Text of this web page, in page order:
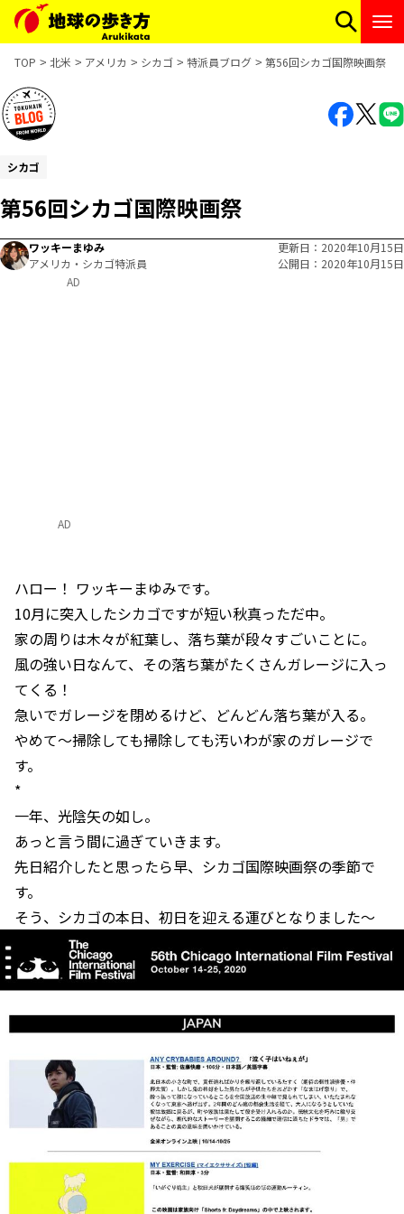
TOP 北米 アメリカ シカゴ 特派員ブログ 第56回シカゴ国際映画祭
シカゴ
第56回シカゴ国際映画祭
ワッキーまゆみ
アメリカ・シカゴ特派員
更新日
2020年10月15日
公開日
2020年10月15日
AD
ハロー！ ワッキーまゆみです。
10月に突入したシカゴですが短い秋真っただ中。
家の周りは木々が紅葉し、落ち葉が段々すごいことに。
風の強い日なんて、その落ち葉がたくさんガレージに入っ
てくる！
急いでガレージを閉めるけど、どんどん落ち葉が入る。
やめて～掃除しても掃除しても汚いわが家のガレージで
す。
*
一年、光陰矢の如し。
あっと言う間に過ぎていきます。
先日紹介したと思ったら早、シカゴ国際映画祭の季節で
す。
そう、シカゴの本日、初日を迎える運びとなりました～
AD